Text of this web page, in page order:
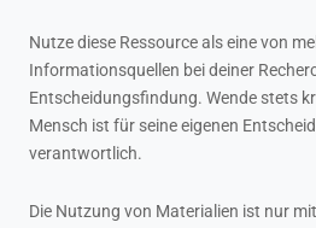
Nutze diese Ressource als eine von
Informationsquellen bei deiner
Entscheidungsfindung. Wende stets
Mensch ist für seine eigenen
verantwortlich.
Die Nutzung von Materialien ist nur